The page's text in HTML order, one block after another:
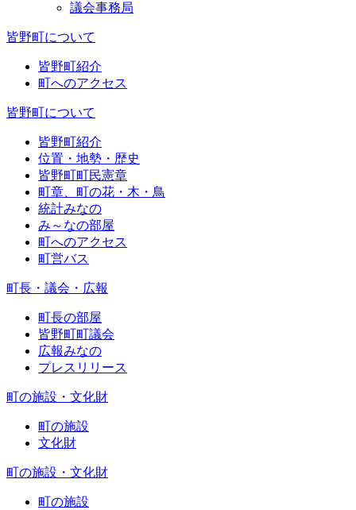
議会事務局
皆野町について
皆野町紹介
町へのアクセス
皆野町について
皆野町紹介
位置・地勢・歴史
皆野町町民憲章
町章、町の花・木・鳥
統計みなの
み～なの部屋
町へのアクセス
町営バス
町長・議会・広報
町長の部屋
皆野町町議会
広報みなの
プレスリリース
町の施設・文化財
町の施設
文化財
町の施設・文化財
町の施設